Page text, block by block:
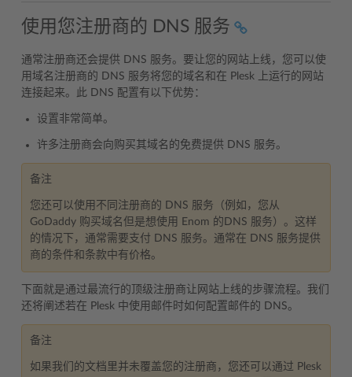
使用您注册商的 DNS 服务
通常注册商还会提供 DNS 服务。要让您的网站上线，您可以使
用域名注册商的 DNS 服务将您的域名和在 Plesk 上运行的网站
连接起来。此 DNS 配置有以下优势：
设置非常简单。
许多注册商会向购买其域名的免费提供 DNS 服务。
备注
您还可以使用不同注册商的 DNS 服务（例如，您从
GoDaddy 购买域名但是想使用 Enom 的DNS 服务）。这样
的情况下，通常需要支付 DNS 服务。通常在 DNS 服务提供
商的条件和条款中有价格。
下面就是通过最流行的顶级注册商让网站上线的步骤流程。我们
还将阐述若在 Plesk 中使用邮件时如何配置邮件的 DNS。
备注
如果我们的文档里并未覆盖您的注册商，您还可以通过 Plesk